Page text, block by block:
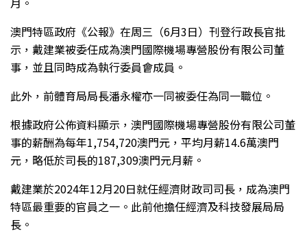
澳門特區政府《公報》在周三（6月3日）刊登行政長官批
示，戴建業被委任成為澳門國際機場專營股份有限公司董
事，並且同時成為執行委員會成員。
此外，前體育局局長潘永權亦一同被委任為同一職位。
根據政府公佈資料顯示，澳門國際機場專營股份有限公司董
事的薪酬為每年1,754,720澳門元，平均月薪14.6萬澳門
元，略低於司長的187,309澳門元月薪。
戴建業於2024年12月20日就任經濟財政司司長，成為澳門
特區最重要的官員之一。此前他擔任經濟及科技發展局局
長。